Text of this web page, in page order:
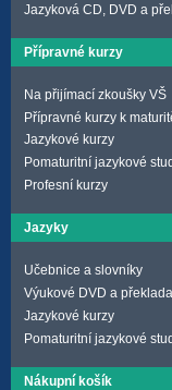
Jazyková CD, DVD a
Přípravné kurzy
Na přijímací zkoušky VŠ
Přípravné kurzy k
Jazykové kurzy
Pomaturitní jazykové
Profesní kurzy
Jazyky
Učebnice a slovníky
Výukové DVD a
Jazykové kurzy
Pomaturitní jazykové
Nákupní košík